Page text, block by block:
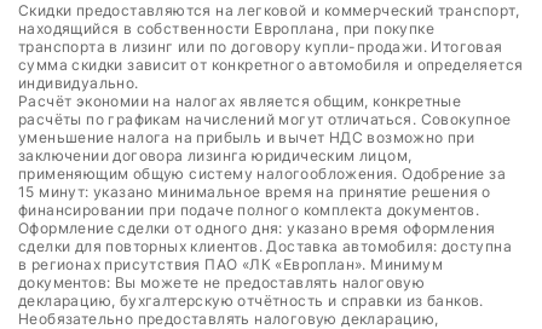
Скидки предоставляются на легковой и коммерческий транспорт,
находящийся в собственности Европлана, при покупке
транспорта в лизинг или по договору купли-продажи. Итоговая
сумма скидки зависит от конкретного автомобиля и определяется
индивидуально.
Расчёт экономии на налогах является общим, конкретные
расчёты по графикам начислений могут отличаться. Совокупное
уменьшение налога на прибыль и вычет НДС возможно при
заключении договора лизинга юридическим лицом,
применяющим общую систему налогообложения. Одобрение за
15 минут: указано минимальное время на принятие решения о
финансировании при подаче полного комплекта документов.
Оформление сделки от одного дня: указано время оформления
сделки для повторных клиентов. Доставка автомобиля: доступна
в регионах присутствия ПАО «ЛК «Европлан». Минимум
документов: Вы можете не предоставлять налоговую
декларацию, бухгалтерскую отчётность и справки из банков.
Необязательно предоставлять налоговую декларацию,